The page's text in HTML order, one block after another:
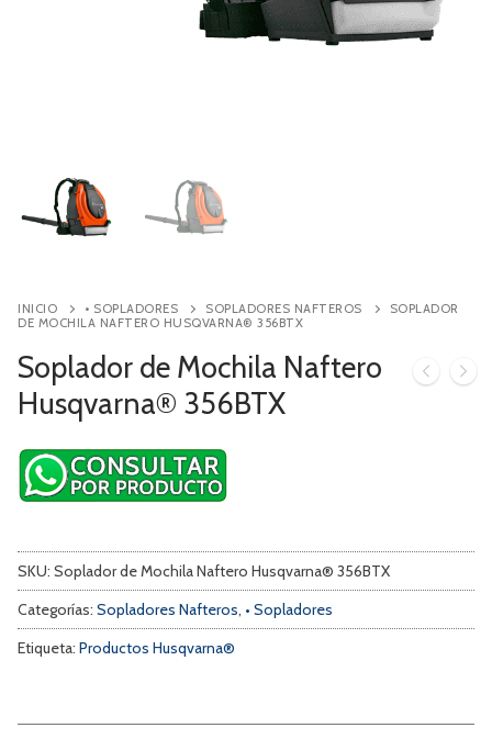
Contacto
INICIO • SOPLADORES SOPLADORES NAFTEROS
SOPLADOR
DE MOCHILA NAFTERO HUSQVARNA® 356BTX
Soplador de Mochila Naftero
Husqvarna® 356BTX
SKU: Soplador de Mochila Naftero Husqvarna® 356BTX
Categorías: Sopladores Nafteros, • Sopladores
Etiqueta: Productos Husqvarna®